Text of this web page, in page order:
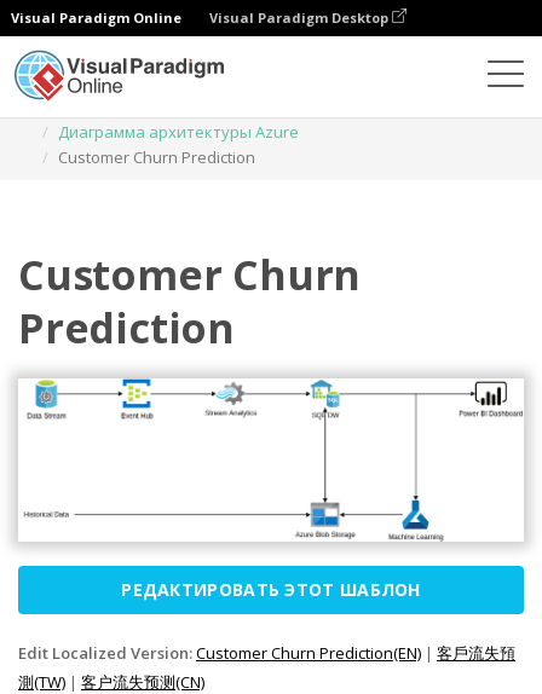
Visual Paradigm Online Visual Paradigm Desktop
Диаграмма архитектуры Azure
Customer Churn Prediction
Customer Churn
Prediction
РЕДАКТИРОВАТЬ ЭТОТ ШАБЛОН
Edit Localized Version:Customer Churn Prediction(EN) | 客戶流失預
測(TW) | 客户流失预测(CN)